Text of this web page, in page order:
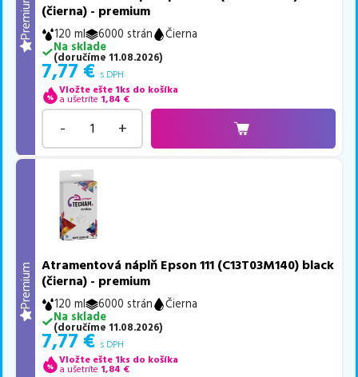
Premium
(čierna) - premium
120 ml 6000 strán
Čierna
Na sklade
(doručíme 11.08.2026)
7,77 € s DPH
Vložte ešte 1ks do košíka
a ušetríte 1,84 €
- +
Premium
Atramentová náplň Epson 111 (C13T03M140) black
(čierna) - premium
120 ml 6000 strán
Čierna
Na sklade
(doručíme 11.08.2026)
7,77 € s DPH
Vložte ešte 1ks do košíka
a ušetríte 1,84 €